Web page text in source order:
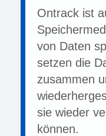
Ontrack ist
von Daten
setzen die
zusammen
sie wieder
können.